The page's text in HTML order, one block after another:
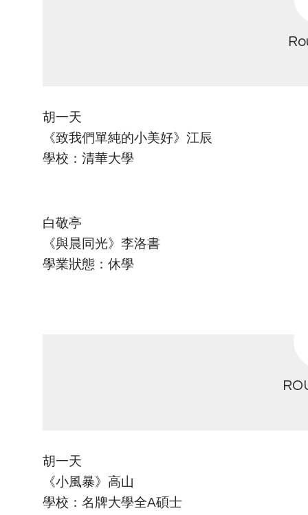
胡一天
《致我們單純的小美好》江辰
學校：清華大學
白敬亭
《與晨同光》李洛書
學業狀態：休學
胡一天
《小風暴》高山
學校：名牌大學全A碩士